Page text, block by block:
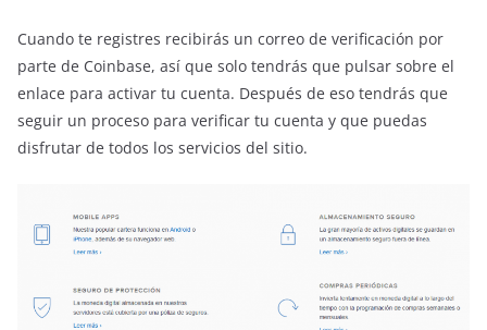
Cuando te registres recibirás un correo de verificación por
parte de Coinbase, así que solo tendrás que pulsar sobre el
enlace para activar tu cuenta. Después de eso tendrás que
seguir un proceso para verificar tu cuenta y que puedas
disfrutar de todos los servicios del sitio.